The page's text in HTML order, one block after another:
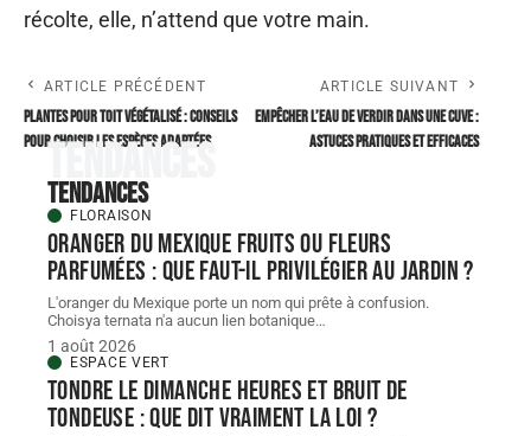
récolte, elle, n’attend que votre main.
ARTICLE PRÉCÉDENT
Plantes pour toit végétalisé : conseils
pour choisir les espèces adaptées
ARTICLE SUIVANT
Empêcher l’eau de verdir dans une cuve :
astuces pratiques et efficaces
Tendances
Tendances
FLORAISON
Oranger du Mexique fruits ou fleurs
parfumées : que faut-il privilégier au jardin ?
L'oranger du Mexique porte un nom qui prête à confusion.
Choisya ternata n'a aucun lien botanique…
1 août 2026
ESPACE VERT
Tondre le dimanche heures et bruit de
tondeuse : que dit vraiment la loi ?